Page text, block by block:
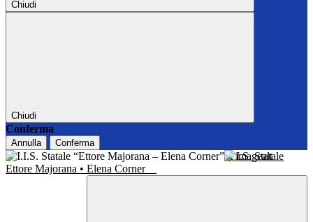
Chiudi
Chiudi
Conferma
Annulla Conferma
I.I.S. Statale
Ettore Majorana • Elena Corner